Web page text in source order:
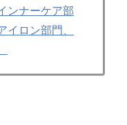
ンナーケア部
イロン部門、